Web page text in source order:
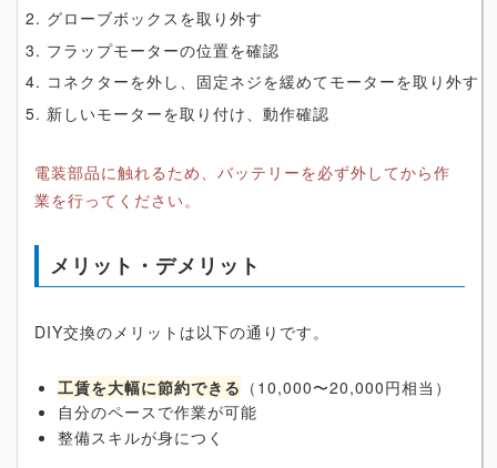
グローブボックスを取り外す
フラップモーターの位置を確認
コネクターを外し、固定ネジを緩めてモーターを取り外す
新しいモーターを取り付け、動作確認
電装部品に触れるため、バッテリーを必ず外してから作
業を行ってください。
メリット・デメリット
DIY交換のメリットは以下の通りです。
工賃を大幅に節約できる （10,000〜20,000円相当）
自分のペースで作業が可能
整備スキルが身につく